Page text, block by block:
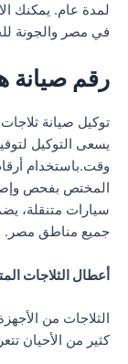
في مصر والجونة
رقم صيانة
توكيل صيانة
يسعى التوكيل
المختص بفحص
سيارات متنقلة،
جميع مناطق مصر.
أعطال الثلاجات
الثلاجات من
كثير من الأحيان